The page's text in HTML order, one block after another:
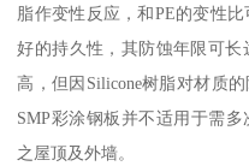
脂作变性反应，和PE的变性
好的持久性，其防蚀年限可长
高，但因Silicone树脂对材质
SMP彩涂钢板并不适用于需
之屋顶及外墙。